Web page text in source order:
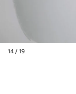
14 / 19